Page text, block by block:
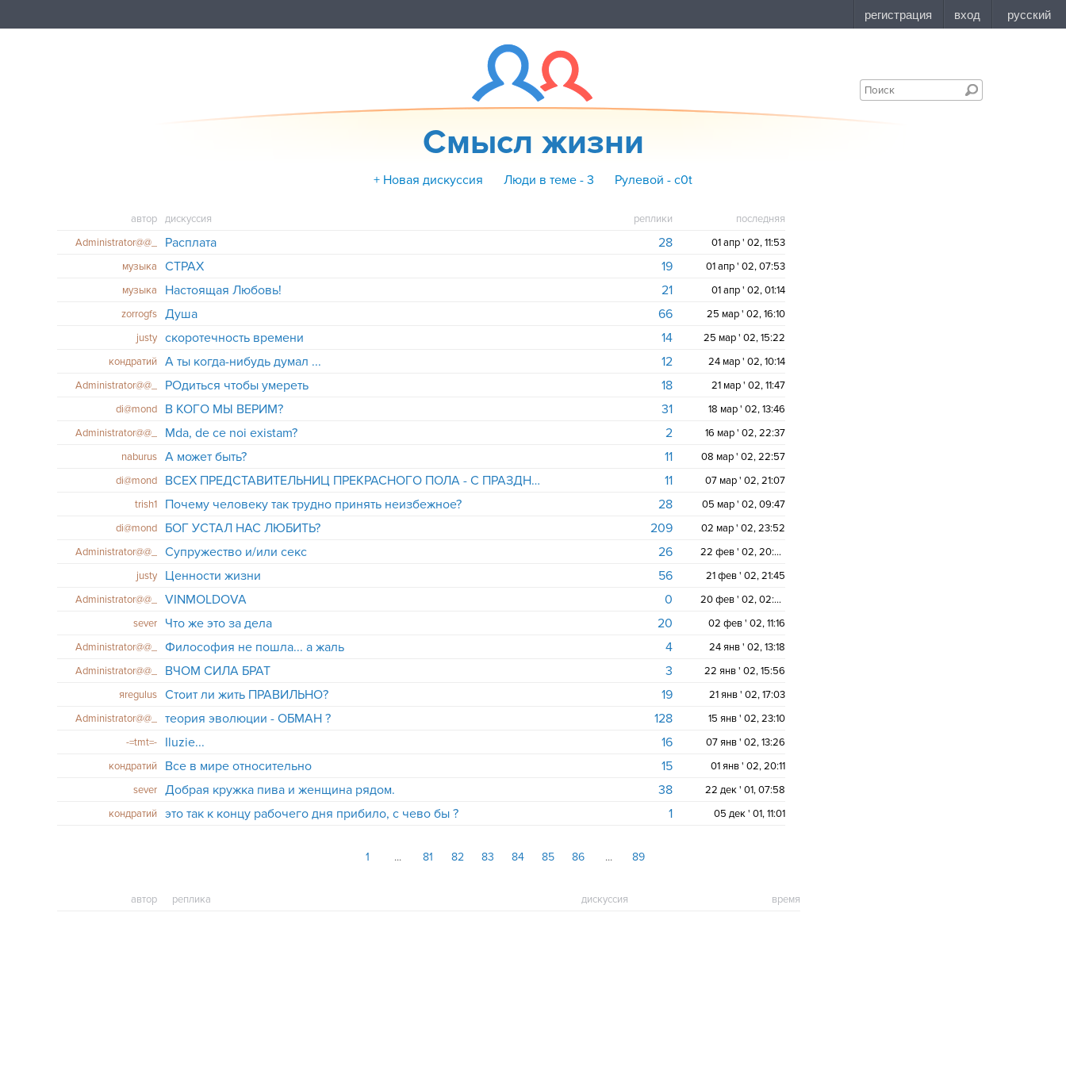
Cмысл жизни
+ Новая дискуссия Люди в теме - 3 Рулевой - c0t
автор дискуссия реплики
последняя
Administrator@@_
Расплата 28
01 апр ' 02, 11:53
музыка
СТРАХ 19
01 апр ' 02, 07:53
музыка
Настоящая Любовь! 21
01 апр ' 02, 01:14
zorrogfs
Душа 66
25 мар ' 02, 16:10
justy
скоротечность времени 14
25 мар ' 02, 15:22
кондратий
А ты когда-нибудь думал ... 12
24 мар ' 02, 10:14
Administrator@@_
РОдиться чтобы умереть 18
21 мар ' 02, 11:47
di@mond
В КОГО МЫ ВЕРИМ? 31
18 мар ' 02, 13:46
Administrator@@_
Mda, de ce noi existam? 2
16 мар ' 02, 22:37
naburus
А может быть? 11
08 мар ' 02, 22:57
di@mond
ВСЕХ ПРЕДСТАВИТЕЛЬНИЦ ПРЕКРАСНОГО ПОЛА - С ПРАЗДНИКОМ! 11
07 мар ' 02, 21:07
trish1
Почему человеку так трудно принять неизбежное? 28
05 мар ' 02, 09:47
di@mond
БОГ УСТАЛ НАС ЛЮБИТЬ? 209
02 мар ' 02, 23:52
Administrator@@_
Супружество и/или секс 26
22 фев ' 02, 20:29
justy
Ценности жизни 56
21 фев ' 02, 21:45
Administrator@@_
VINMOLDOVA 0
20 фев ' 02, 02:54
sever
Что же это за дела 20
02 фев ' 02, 11:16
Administrator@@_
Философия не пошла... а жаль 4
24 янв ' 02, 13:18
Administrator@@_
ВЧОМ СИЛА БРАТ 3
22 янв ' 02, 15:56
яrеgulus
Стоит ли жить ПРАВИЛЬНО? 19
21 янв ' 02, 17:03
Administrator@@_
теория эволюции - ОБМАН ? 128
15 янв ' 02, 23:10
-=tmt=-
Iluzie... 16
07 янв ' 02, 13:26
кондратий
Все в мире относительно 15
01 янв ' 02, 20:11
sever
Добрая кружка пива и женщина рядом. 38
22 дек ' 01, 07:58
кондратий
это так к концу рабочего дня прибило, с чево бы ? 1 05 дек ' 01, 11:01
1 81 82 83 84 85 86 89
автор реплика дискуссия время